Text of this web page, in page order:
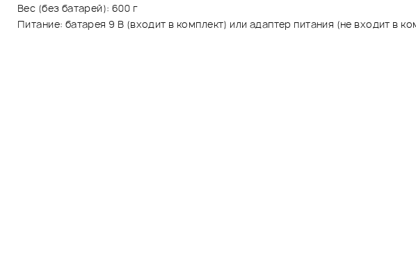
Вес (без батарей): 600 г
Питание: батарея 9 В (входит в комплект) или адаптер питания (не входит в